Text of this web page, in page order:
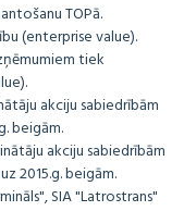
TOPā.
(enterprise value).
tiek
akciju sabiedrībām
beigām.
akciju sabiedrībām
2015.g. beigām.
SIA "Latrostrans"